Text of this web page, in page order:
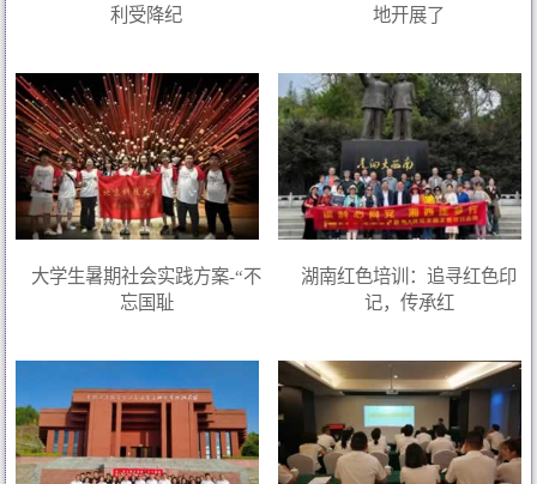
利受降纪
地开展了
大学生暑期社会实践方案-“不
忘国耻
湖南红色培训：追寻红色印
记，传承红